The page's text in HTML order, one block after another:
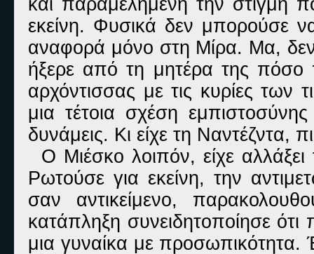
εκείνη. Φυσικά δεν μπορούσε
αναφορά μόνο στη Μίρα. Μα, δεν
ήξερε από τη μητέρα της πόσο
αρχόντισσας με τις κυρίες των
μια τέτοια σχέση
δυνάμεις. Κι είχε τη Ναντέζντα,
Ο Μιέσκο λοιπόν, είχε
Ρωτούσε για εκείνη, την
σαν αντικείμενο,
κατάπληξη συνειδητοποίησε
μια γυναίκα με προσωπικότητα.